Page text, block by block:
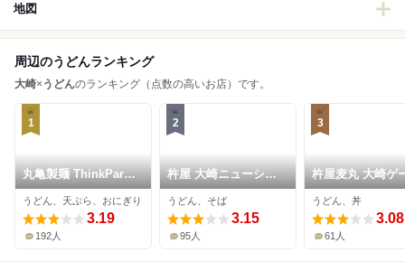
地図
周辺のうどんランキング
大崎× うどんのランキング（点数の高いお店）です。
1
丸亀製麺 ThinkPark
店
うどん、天ぷら、おにぎり
3.19
192人
2
杵屋 大崎ニューシテ
ィー店
うどん、そば
3.15
95人
3
杵屋麦丸 大崎ゲ
シティ店
うどん、丼
3.08
61人